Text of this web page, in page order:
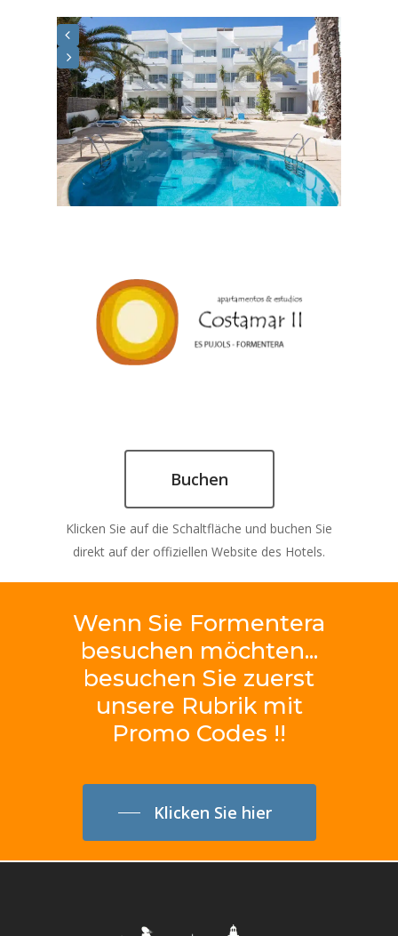
Buchen
Klicken Sie auf die Schaltfläche und buchen Sie
direkt auf der offiziellen Website des Hotels.
Wenn Sie Formentera
besuchen möchten...
besuchen Sie zuerst
unsere Rubrik mit
Promo Codes !!
Klicken Sie hier